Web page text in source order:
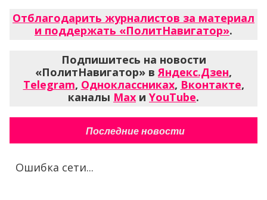
Отблагодарить журналистов за материал
и поддержать «ПолитНавигатор».
Подпишитесь на новости
«ПолитНавигатор» вЯндекс.Дзен,
Telegram, Одноклассниках, Вконтакте,
каналы Max и YouTube.
Последние новости
Ошибка сети...